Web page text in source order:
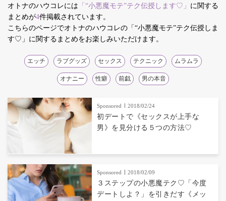
デリケートゾーン 吸うやつ 中折れ ニオイケア
オトナのハウコレには 「“小悪魔モテ”テク伝授します♡」 に関する
まとめが4件掲載されています。
こちらのページでオトナのハウコレの「“小悪魔モテ”テク伝授しま
す♡」に関するまとめをお楽しみいただけます。
エッチ ラブグッズ セックス テクニック ムラムラ
オナニー 性癖 前戯 男の本音
Sponsored 2018/02/24
初デートで《セックスが上手な
男》を見分ける５つの方法♡
Sponsored 2018/02/09
３ステップの小悪魔テク♡「今度
デートしよ？」を引きだす《メッ